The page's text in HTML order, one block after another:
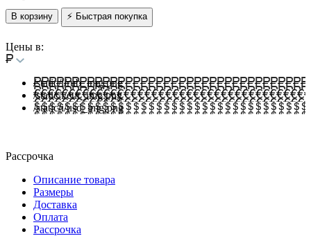
В корзину ⚡ Быстрая покупка
Цены в:
/static/i/rub_img.png
/static/i/eur_img.png
/static/i/usd_img.png
Рассрочка
Описание товара
Размеры
Доставка
Оплата
Рассрочка